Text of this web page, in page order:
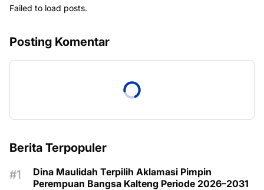
Failed to load posts.
Posting Komentar
Berita Terpopuler
Dina Maulidah Terpilih Aklamasi Pimpin
Perempuan Bangsa Kalteng Periode 2026–2031